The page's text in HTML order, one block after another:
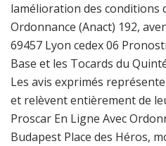
lamélioration des conditions
Ordonnance (Anact) 192,
69457 Lyon cedex 06
Base et les Tocards du
Les avis exprimés
et relèvent entièrement de
Proscar En Ligne Avec
Budapest Place des Héros,